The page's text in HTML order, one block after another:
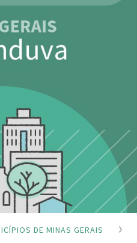
DE MINAS GERAIS